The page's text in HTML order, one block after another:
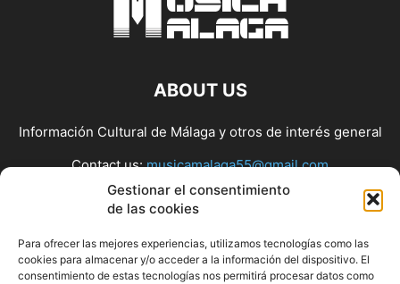
Gestionar el consentimiento
de las cookies
Para ofrecer las mejores experiencias, utilizamos tecnologías como las
cookies para almacenar y/o acceder a la información del dispositivo. El
consentimiento de estas tecnologías nos permitirá procesar datos como
ABOUT US
Información Cultural de Málaga y otros de interés general
Contact us:musicamalaga55@gmail.com
FOLLOW US